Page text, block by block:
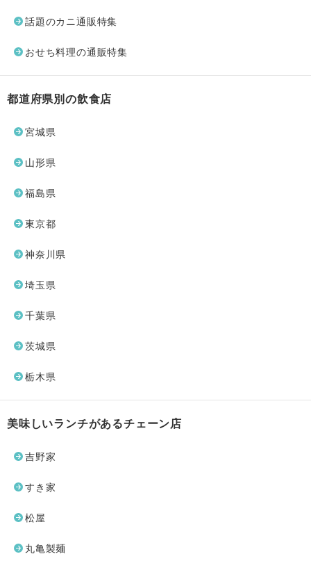
話題のカニ通販特集
おせち料理の通販特集
都道府県別の飲食店
宮城県
山形県
福島県
東京都
神奈川県
埼玉県
千葉県
茨城県
栃木県
美味しいランチがあるチェーン店
吉野家
すき家
松屋
丸亀製麺